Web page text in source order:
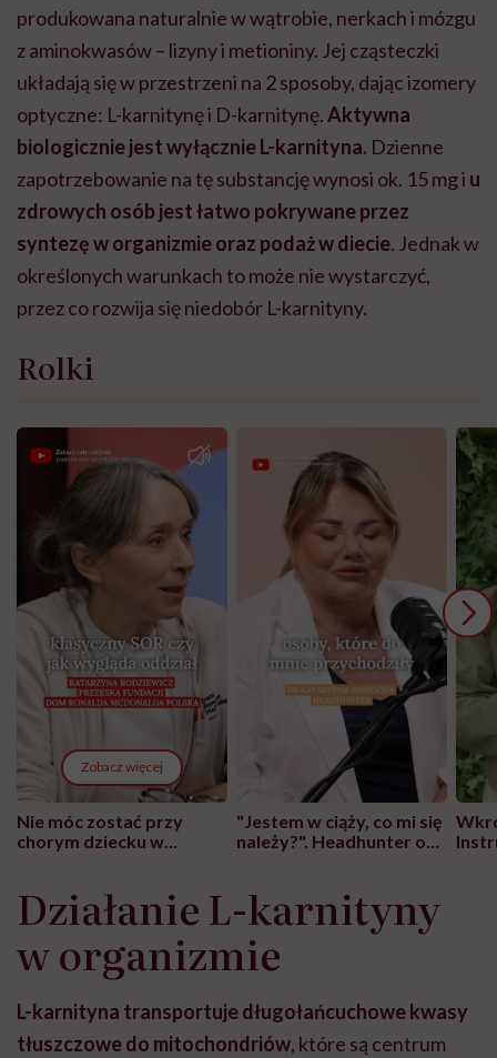
produkowana naturalnie w wątrobie, nerkach i mózgu
z aminokwasów – lizyny i metioniny. Jej cząsteczki
układają się w przestrzeni na 2 sposoby, dając izomery
optyczne: L-karnitynę i D-karnitynę.Aktywna
biologicznie jest wyłącznie L-karnityna. Dzienne
zapotrzebowanie na tę substancję wynosi ok. 15 mg i u
zdrowych osób jest łatwo pokrywane przez
syntezę w organizmie oraz podaż w diecie. Jednak w
określonych warunkach to może nie wystarczyć,
przez co rozwija się niedobór L-karnityny.
Rolki
Zobacz więcej
Nie móc zostać przy
chorym dziecku w
może chyba tylko
głupota i brak
"Jestem w ciąży, co mi się
należy?". Headhunter o
pracy
Działanie L-karnityny
w organizmie
L-karnityna transportuje długołańcuchowe kwasy
tłuszczowe do mitochondriów, które są centrum